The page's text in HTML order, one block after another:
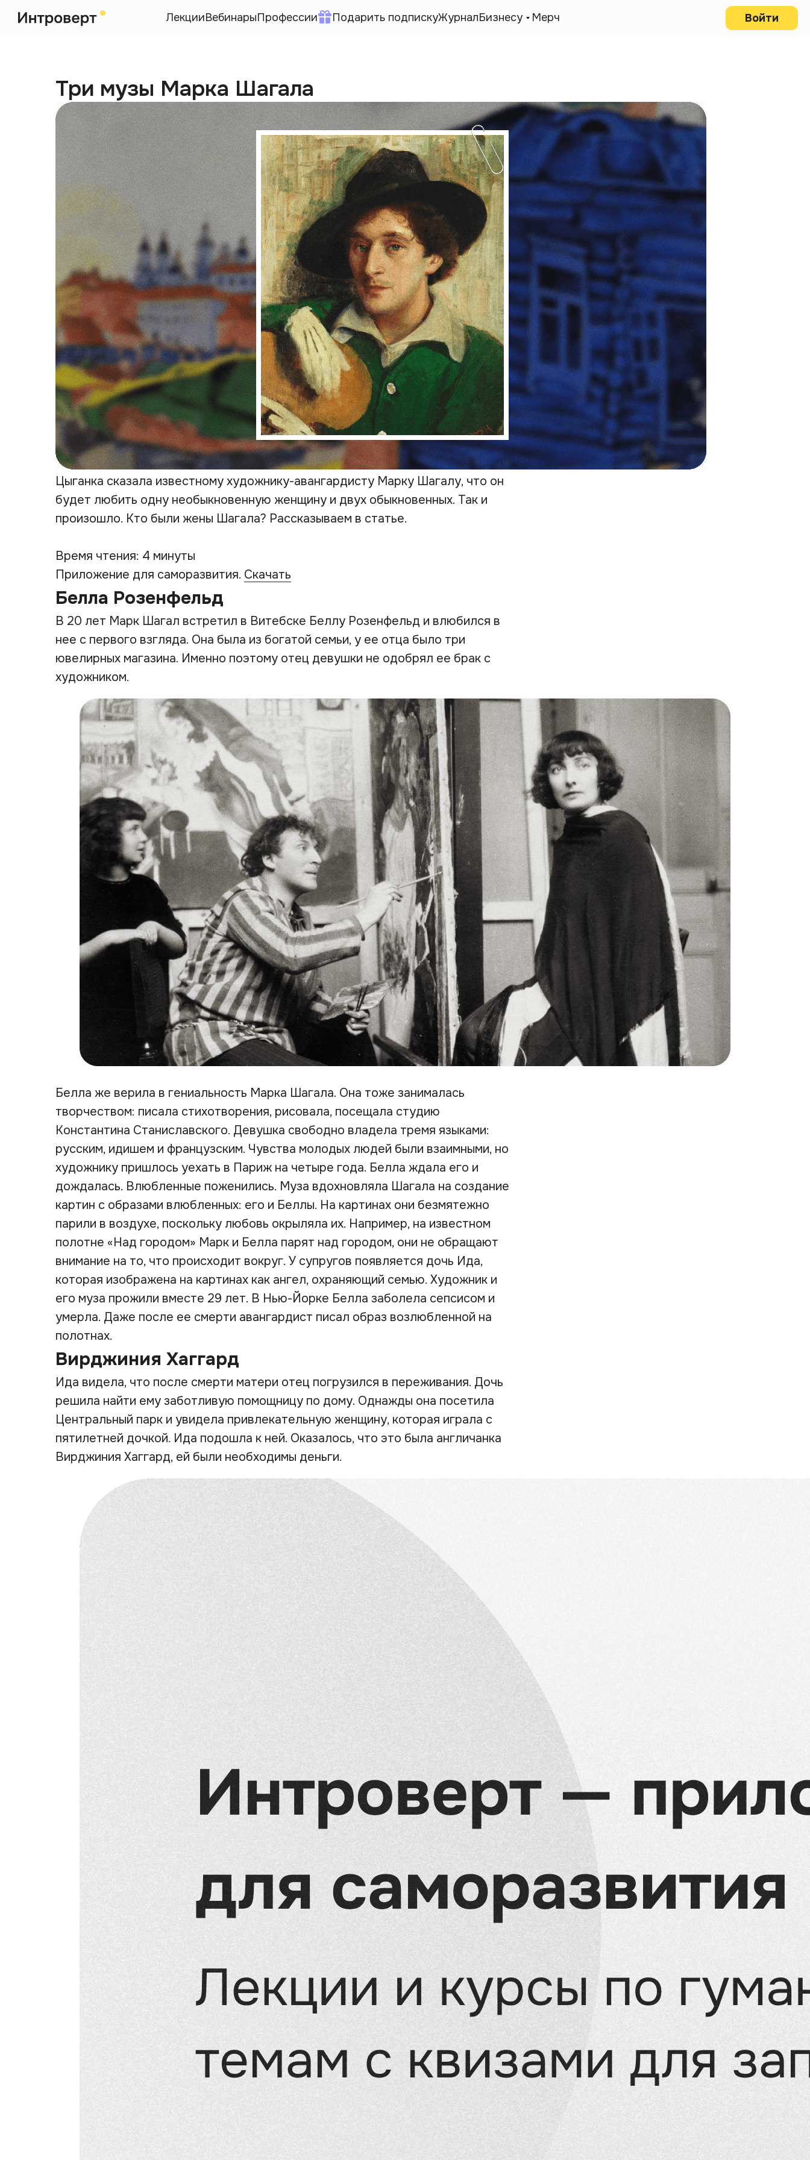
ЛекцииВебинарыПрофессии Подарить подпискуЖурналБизнесу Мерч Войти
Три музы Марка Шагала
Цыганка сказала известному художнику-авангардисту Марку Шагалу, что он
будет любить одну необыкновенную женщину и двух обыкновенных. Так и
произошло. Кто были жены Шагала? Рассказываем в статье.
Время чтения: 4 минуты
Приложение для саморазвития. Скачать
Белла Розенфельд
В 20 лет Марк Шагал встретил в Витебске Беллу Розенфельд и влюбился в
нее с первого взгляда. Она была из богатой семьи, у ее отца было три
ювелирных магазина. Именно поэтому отец девушки не одобрял ее брак с
художником.
Белла же верила в гениальность Марка Шагала. Она тоже занималась
творчеством: писала стихотворения, рисовала, посещала студию
Константина Станиславского. Девушка свободно владела тремя языками:
русским, идишем и французским. Чувства молодых людей были взаимными, но
художнику пришлось уехать в Париж на четыре года. Белла ждала его и
дождалась. Влюбленные поженились. Муза вдохновляла Шагала на создание
картин с образами влюбленных: его и Беллы. На картинах они безмятежно
парили в воздухе, поскольку любовь окрыляла их. Например, на известном
полотне «Над городом» Марк и Белла парят над городом, они не обращают
внимание на то, что происходит вокруг. У супругов появляется дочь Ида,
которая изображена на картинах как ангел, охраняющий семью. Художник и
его муза прожили вместе 29 лет. В Нью-Йорке Белла заболела сепсисом и
умерла. Даже после ее смерти авангардист писал образ возлюбленной на
полотнах.
Вирджиния Хаггард
Ида видела, что после смерти матери отец погрузился в переживания. Дочь
решила найти ему заботливую помощницу по дому. Однажды она посетила
Центральный парк и увидела привлекательную женщину, которая играла с
пятилетней дочкой. Ида подошла к ней. Оказалось, что это была англичанка
Вирджиния Хаггард, ей были необходимы деньги.